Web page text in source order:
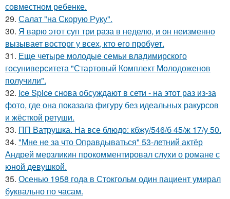
совместном ребенке.
29. Салат "на Скорую Руку".
30. Я варю этот суп три раза в неделю, и он неизменно
вызывает восторг у всех, кто его пробует.
31. Еще четыре молодые семьи владимирского
госуниверситета "Стартовый Комплект Молодоженов
получили".
32. Ice Spice снова обсуждают в сети - на этот раз из-за
фото, где она показала фигуру без идеальных ракурсов
и жёсткой ретуши.
33. ПП Ватрушка. На все блюдо: кбжу/546/б 45/ж 17/у 50.
34. "Мне не за что Оправдываться" 53-летний актёр
Андрей мерзликин прокомментировал слухи о романе с
юной девушкой.
35. Осенью 1958 года в Стокгольм один пациент умирал
буквально по часам.